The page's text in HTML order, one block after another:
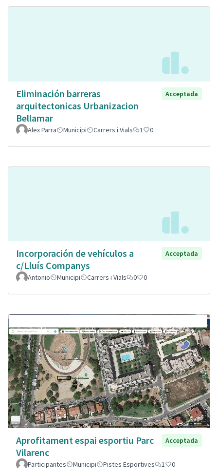
Eliminación barreras
arquitectonicas Urbanizacion
Bellamar
Acceptada
Alex Parra Municipi Carrers i Vials 1 0
Incorporación de vehículos a
c/Lluís Companys
Acceptada
Antonio Municipi Carrers i Vials 0 0
Aprofitament espai esportiu Parc
Vilarenc
Acceptada
Participantes Municipi Pistes Esportives 1 0